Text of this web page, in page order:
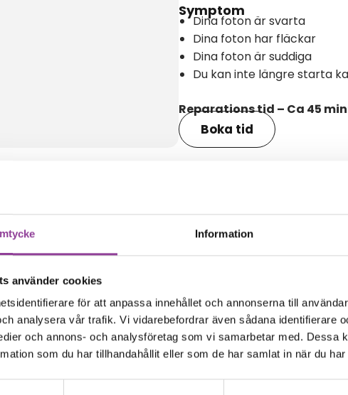
Information
använder cookies
för att anpassa innehållet och annonserna till
analysera vår trafik. Vi vidarebefordrar även sådana identifierare
och annons- och analysföretag som vi samarbetar med. Dessa
som du har tillhandahållit eller som de har samlat in när du
Symptom
Dina foton är svarta
Dina foton har fläckar
Dina foton är suddiga
Du kan inte längre starta
Reparations tid – Ca 45
Boka tid
samma modell